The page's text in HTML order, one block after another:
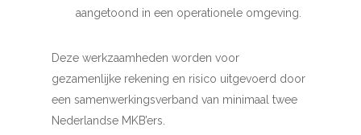
aangetoond in een operationele omgeving.
Deze werkzaamheden worden voor
gezamenlijke rekening en risico uitgevoerd door
een samenwerkingsverband van minimaal twee
Nederlandse MKB’ers.